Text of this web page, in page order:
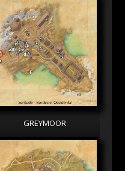
GREYMOOR